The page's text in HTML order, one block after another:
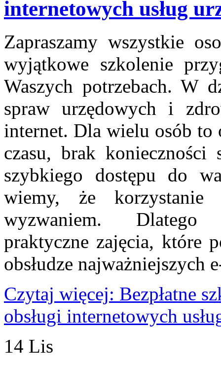
internetowych usług
Zapraszamy wszystkie
wyjątkowe szkolenie
Waszych potrzebach. W
spraw urzędowych i
internet. Dla wielu osób to
czasu, brak
szybkiego dostępu do
wiemy, że
wyzwaniem. Dlatego
praktyczne zajęcia, które
obsłudze najważniejszych
Czytaj więcej: Bezpłatne
obsługi internetowych
14 Lis